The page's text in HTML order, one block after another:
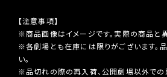
【注意事項】
※商品画像はイメージです。実際の商品と
※各劇場とも在庫には限りがございます。
い。
※品切れの際の再入荷、公開劇場以外での